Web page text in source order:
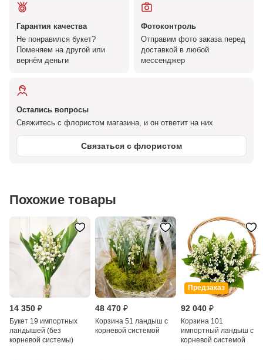
Гарантия качества
Не понравился букет?
Поменяем на другой или
вернём деньги
Фотоконтроль
Отправим фото заказа перед
доставкой в любой
мессенджер
Остались вопросы
Свяжитесь с флористом магазина, и он ответит на них
Связаться с флористом
Похожие товары
14 350 ₽
Букет 19 импортных
ландышей (без
корневой системы)
48 470 ₽
Корзина 51 ландыш с
корневой системой
Предзаказ
92 040 ₽
Корзина 101
импортный ландыш с
корневой системой